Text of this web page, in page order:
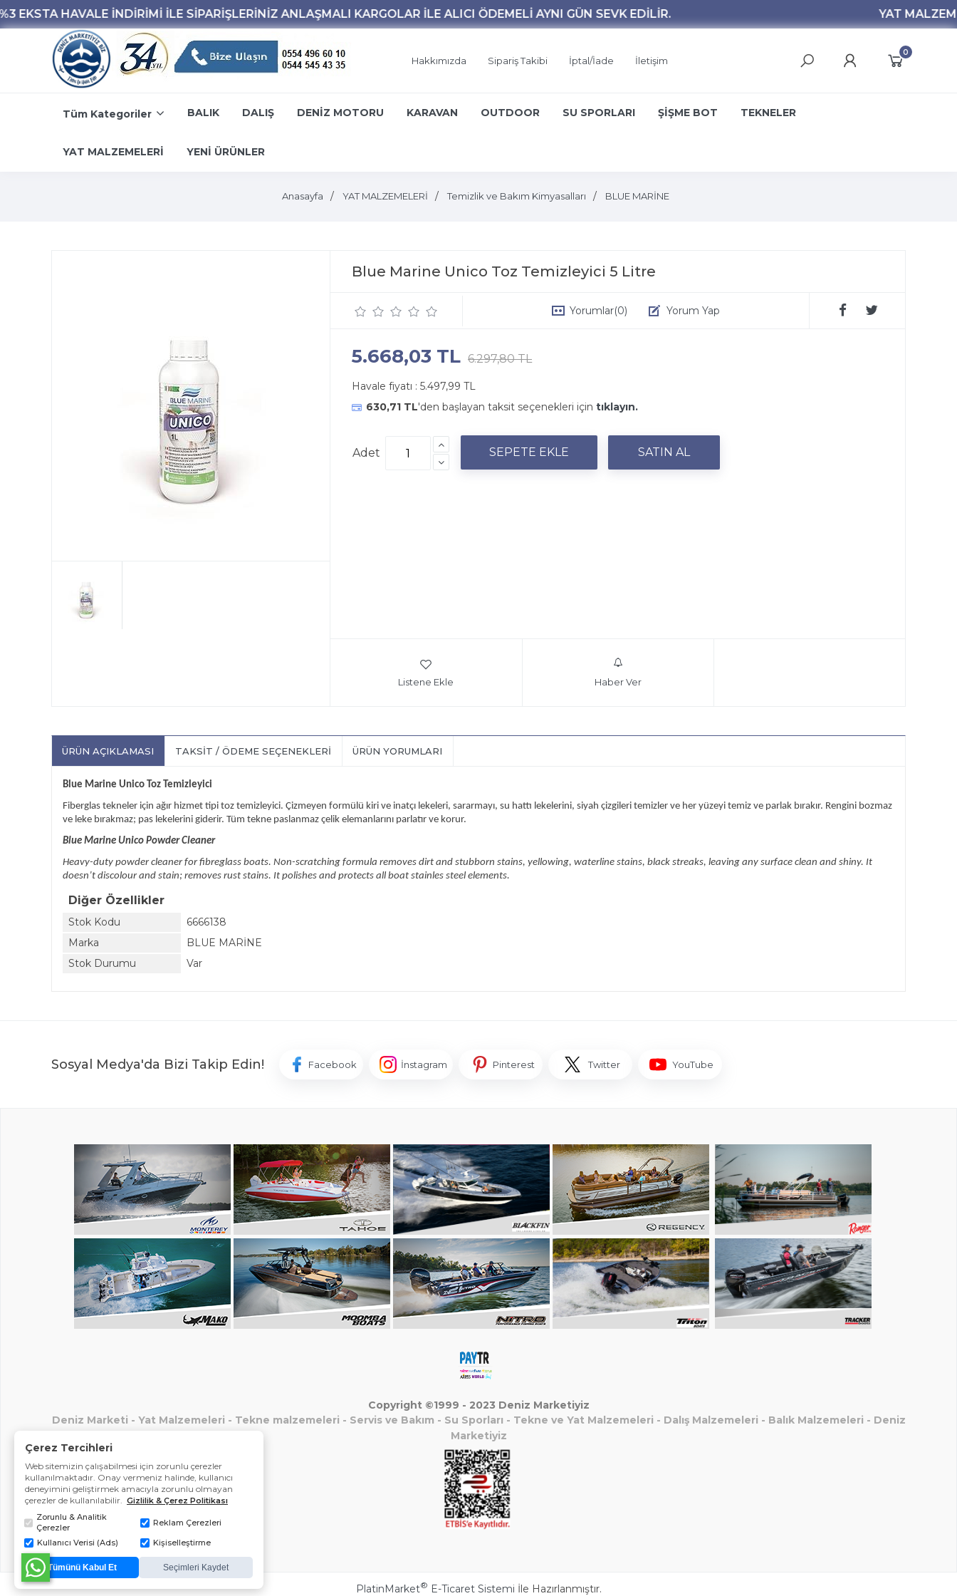
Hakkımızda Sipariş Takibi İptal/İade İletişim
0
Tüm Kategoriler BALIK DALIŞ DENİZ MOTORU KARAVAN OUTDOOR SU SPORLARI ŞİŞME BOT TEKNELER
YAT MALZEMELERİ YENİ ÜRÜNLER
Anasayfa YAT MALZEMELERİ Temizlik ve Bakım Kimyasalları BLUE MARİNE
Blue Marine Unico Toz Temizleyici 5 Litre
Yorumlar(0) Yorum Yap
5.668,03 TL 6.297,80 TL
Havale fiyatı : 5.497,99 TL
630,71 TL'den başlayan taksit seçenekleri için tıklayın.
Adet
Listene Ekle Haber Ver
ÜRÜN AÇIKLAMASI TAKSIT / ÖDEME SEÇENEKLERI ÜRÜN YORUMLARI
Blue Marine Unico Toz Temizleyici
Fiberglas tekneler için ağır hizmet tipi toz temizleyici. Çizmeyen formülü kiri ve inatçı lekeleri, sararmayı, su hattı lekelerini, siyah çizgileri temizler ve her yüzeyi temiz ve parlak bırakır. Rengini bozmaz
ve leke bırakmaz; pas lekelerini giderir. Tüm tekne paslanmaz çelik elemanlarını parlatır ve korur.
Blue Marine Unico Powder Cleaner
Heavy-duty powder cleaner for fibreglass boats. Non-scratching formula removes dirt and stubborn stains, yellowing, waterline stains, black streaks, leaving any surface clean and shiny. It
doesn’t discolour and stain; removes rust stains. It polishes and protects all boat stainles steel elements.
Diğer Özellikler
Stok Kodu
6666138
Marka
BLUE MARİNE
Stok Durumu
Var
Sosyal Medya'da Bizi Takip Edin! Facebook İnstagram Pinterest Twitter YouTube
Copyright ©1999 - 2023 Deniz Marketiyiz
Deniz Marketi - Yat Malzemeleri - Tekne malzemeleri - Servis ve Bakım - Su Sporları - Tekne ve Yat Malzemeleri - Dalış Malzemeleri - Balık Malzemeleri - Deniz
Marketiyiz
Çerez Tercihleri
Web sitemizin çalışabilmesi için zorunlu çerezler
kullanılmaktadır. Onay vermeniz halinde, kullanıcı
deneyimini geliştirmek amacıyla zorunlu olmayan
çerezler de kullanılabilir. Gizlilik & Çerez Politikası
Zorunlu & Analitik
Çerezler
Reklam Çerezleri
Kullanıcı Verisi (Ads) Kişiselleştirme
Tümünü Kabul Et Seçimleri Kaydet
PlatinMarket® E-Ticaret Sistemi İle Hazırlanmıştır.